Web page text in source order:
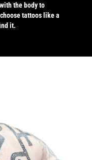
the body to
tattoos like a
it.